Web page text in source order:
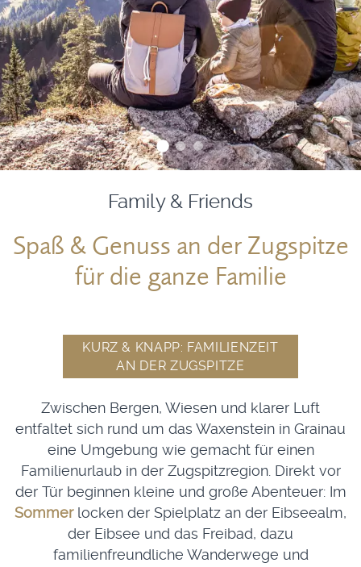
Family & Friends
Spaß & Genuss an der Zugspitze
für die ganze Familie
KURZ & KNAPP: FAMILIENZEIT
AN DER ZUGSPITZE
Zwischen Bergen, Wiesen und klarer Luft
entfaltet sich rund um das Waxenstein in Grainau
eine Umgebung wie gemacht für einen
Familienurlaub in der Zugspitzregion. Direkt vor
der Tür beginnen kleine und große Abenteuer: Im
Sommerlocken der Spielplatz an der Eibseealm,
der Eibsee und das Freibad, dazu
familienfreundliche Wanderwege und